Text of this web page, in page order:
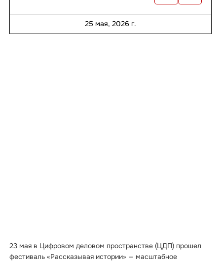
25 мая, 2026 г.
23 мая в Цифровом деловом пространстве (ЦДП) прошел
фестиваль «Рассказывая истории» — масштабное